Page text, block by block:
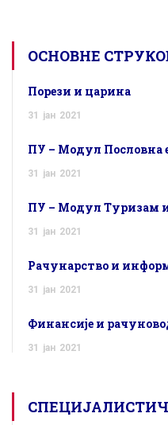
ОСНОВНЕ
Порези и царина
31 јан 2021
ПУ – Модул Пословна
31 јан 2021
ПУ – Модул Туризам и
31 јан 2021
Рачунарство и
31 јан 2021
Финансије и
31 јан 2021